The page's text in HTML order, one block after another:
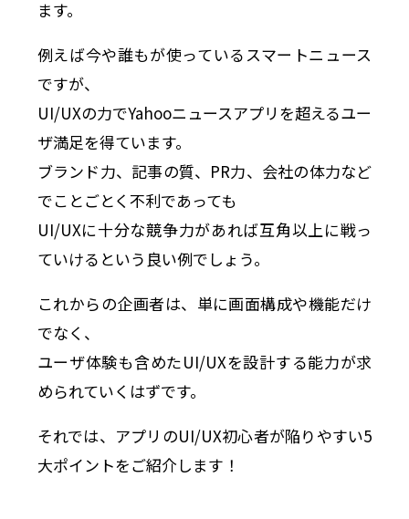
ます。
例えば今や誰もが使っているスマートニュース
ですが、
UI/UXの力でYahooニュースアプリを超えるユー
ザ満足を得ています。
ブランド力、記事の質、PR力、会社の体力など
でことごとく不利であっても
UI/UXに十分な競争力があれば互角以上に戦っ
ていけるという良い例でしょう。
これからの企画者は、単に画面構成や機能だけ
でなく、
ユーザ体験も含めたUI/UXを設計する能力が求
められていくはずです。
それでは、アプリのUI/UX初心者が陥りやすい5
大ポイントをご紹介します！